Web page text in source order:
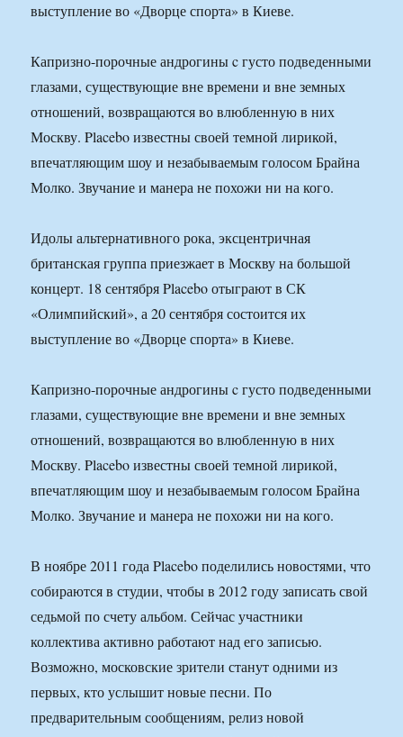
выступление во «Дворце спорта» в Киеве.
Капризно-порочные андрогины c густо подведенными
глазами, существующие вне времени и вне земных
отношений, возвращаются во влюбленную в них
Москву. Placebo известны своей темной лирикой,
впечатляющим шоу и незабываемым голосом Брайна
Молко. Звучание и манера не похожи ни на кого.
Идолы альтернативного рока, эксцентричная
британская группа приезжает в Москву на большой
концерт. 18 сентября Placebo отыграют в СК
«Олимпийский», а 20 сентября состоится их
выступление во «Дворце спорта» в Киеве.
Капризно-порочные андрогины c густо подведенными
глазами, существующие вне времени и вне земных
отношений, возвращаются во влюбленную в них
Москву. Placebo известны своей темной лирикой,
впечатляющим шоу и незабываемым голосом Брайна
Молко. Звучание и манера не похожи ни на кого.
В ноябре 2011 года Placebo поделились новостями, что
собираются в студии, чтобы в 2012 году записать свой
седьмой по счету альбом. Сейчас участники
коллектива активно работают над его записью.
Возможно, московские зрители станут одними из
первых, кто услышит новые песни. По
предварительным сообщениям, релиз новой